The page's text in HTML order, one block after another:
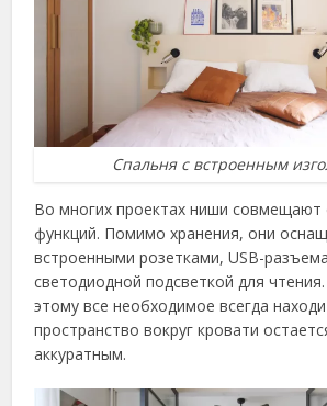
Спальня с встроенным
Во многих проектах ниши совмещают
функций. Помимо хранения, они
встроенными розетками, USB-
светодиодной подсветкой для
этому все необходимое всегда
пространство вокруг кровати
аккуратным.